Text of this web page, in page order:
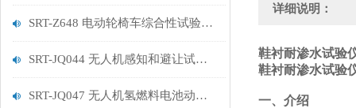
SRT-Z648 电动轮椅车综合性试验机的简单介绍
SRT-JQ044 无人机感知和避让试验机的简单介绍
SRT-JQ047 无人机氢燃料电池动力系统试验机用途有哪些 符合标准
详细说明：
鞋衬耐渗水试验
鞋衬耐渗水试验
一、介绍